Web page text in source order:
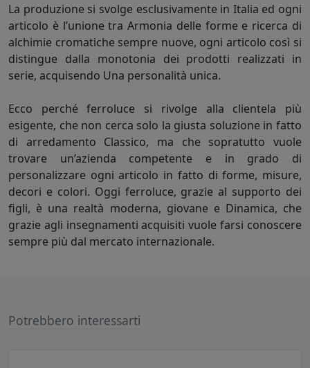
La produzione si svolge esclusivamente in Italia ed ogni
articolo è l’unione tra Armonia delle forme e ricerca di
alchimie cromatiche sempre nuove, ogni articolo così si
distingue dalla monotonia dei prodotti realizzati in
serie, acquisendo Una personalità unica.
Ecco perché ferroluce si rivolge alla clientela più
esigente, che non cerca solo la giusta soluzione in fatto
di arredamento Classico, ma che sopratutto vuole
trovare un’azienda competente e in grado di
personalizzare ogni articolo in fatto di forme, misure,
decori e colori. Oggi ferroluce, grazie al supporto dei
figli, è una realtà moderna, giovane e Dinamica, che
grazie agli insegnamenti acquisiti vuole farsi conoscere
sempre più dal mercato internazionale.
Potrebbero interessarti